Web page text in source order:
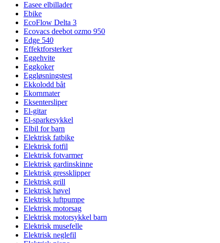
Easee elbillader
Ebike
EcoFlow Delta 3
Ecovacs deebot ozmo 950
Edge 540
Effektforsterker
Eggehvite
Eggkoker
Eggløsningstest
Ekkolodd båt
Ekornmater
Eksentersliper
El-gitar
El-sparkesykkel
Elbil for barn
Elektrisk fatbike
Elektrisk fotfil
Elektrisk fotvarmer
Elektrisk gardinskinne
Elektrisk gressklipper
Elektrisk grill
Elektrisk høvel
Elektrisk luftpumpe
Elektrisk motorsag
Elektrisk motorsykkel barn
Elektrisk musefelle
Elektrisk neglefil